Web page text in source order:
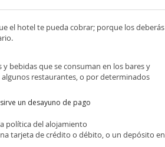
el hotel te pueda cobrar; porque los deberás
bebidas que se consuman en los bares y
restaurantes, o por determinados
un desayuno de pago
política del alojamiento
tarjeta de crédito o débito, o un depósito en